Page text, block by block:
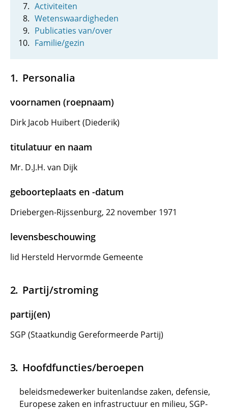
Activiteiten
Wetenswaardigheden
Publicaties van/over
Familie/gezin
Personalia
voornamen (roepnaam)
Dirk Jacob Huibert (Diederik)
titulatuur en naam
Mr. D.J.H. van Dijk
geboorteplaats en -datum
Driebergen-Rijssenburg, 22 november 1971
levensbeschouwing
lid Hersteld Hervormde Gemeente
Partij/stroming
partij(en)
SGP (Staatkundig Gereformeerde Partij)
Hoofdfuncties/beroepen
beleidsmedewerker buitenlandse zaken, defensie,
Europese zaken en infrastructuur en milieu, SGP-